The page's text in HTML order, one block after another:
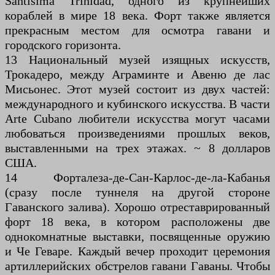
кораблей в мире 18 века. Форт также является
прекрасным местом для осмотра гавани и
городского горизонта.
13 Национальный музей изящных искусств,
Трокадеро, между Аграминте и Авеню де лас
Мисьонес. Этот музей состоит из двух частей:
международного и кубинского искусства. В части
Arte Cubano любители искусства могут часами
любоваться произведениями прошлых веков,
выставленными на трех этажах. ~ 8 долларов
США.
14 Форталеза-де-Сан-Карлос-де-ла-Кабанья
(сразу после туннеля на другой стороне
Гаванского залива). Хорошо отреставрированный
форт 18 века, в котором расположены две
однокомнатные выставки, посвященные оружию
и Че Геваре. Каждый вечер проходит церемония
артиллерийских обстрелов гавани Гаваны. Чтобы